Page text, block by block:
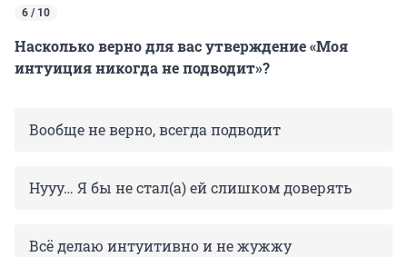
6 / 10
Насколько верно для вас утверждение «Моя
интуиция никогда не подводит»?
Вообще не верно, всегда подводит
Нууу… Я бы не стал(а) ей слишком доверять
Всё делаю интуитивно и не жужжу